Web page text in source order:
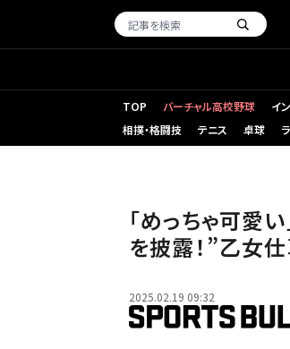
TOP バーチャル高校野球 イ
相撲・格闘技
テニス 卓球
「めっちゃ可愛
を披露！”乙女
2025.02.19 09:32